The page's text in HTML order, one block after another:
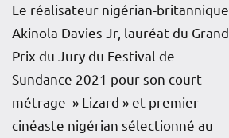
Le réalisateur nigérian-britannique
Akinola Davies Jr, lauréat du Grand
Prix du Jury du Festival de
Sundance 2021 pour son court-
métrage » Lizard » et premier
cinéaste nigérian sélectionné au